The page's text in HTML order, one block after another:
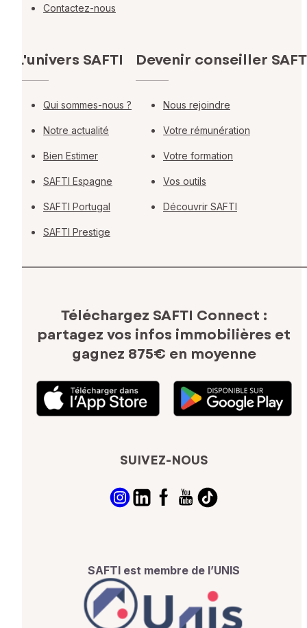
Contactez-nous
L'univers SAFTI
Qui sommes-nous ?
Notre actualité
Bien Estimer
SAFTI Espagne
SAFTI Portugal
SAFTI Prestige
Devenir conseiller
Nous rejoindre
Votre rémunération
Votre formation
Vos outils
Découvrir SAFTI
Téléchargez SAFTI Connect :
partagez vos infos immobilières et
gagnez 875€ en moyenne
SUIVEZ-NOUS
SAFTI est membre de l’UNIS